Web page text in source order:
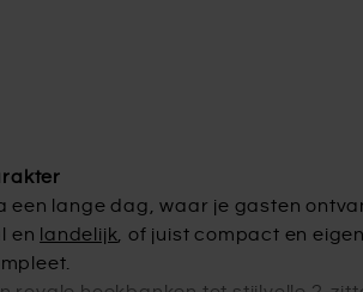
een lange dag, waar je gasten
en landelijk , of juist compact en